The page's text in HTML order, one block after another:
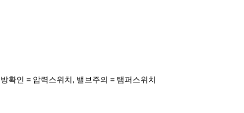
확인 = 압력스위치, 밸브주의 = 탬퍼스위치